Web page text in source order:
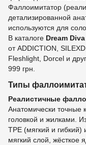
Фаллоимитатор
детализированной
используются для
В каталоге Dream
от ADDICTION,
Fleshlight, Dorcel и
999 грн.
Типы
Реалистичные
Анатомически точные
головкой и жилками.
TPE (мягкий и
мягкий слой,